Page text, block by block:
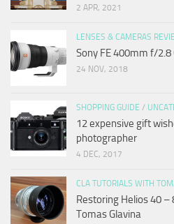
2 APR, 2021
LENSES & CAMERAS
Sony FE 400mm f/2.8
24 NOV, 2018
SHOPPING GUIDE /
12 expensive gift
photographer
4 DEC, 2017
CLA TUTORIALS WITH
Restoring Helios 40
Tomas Glavina